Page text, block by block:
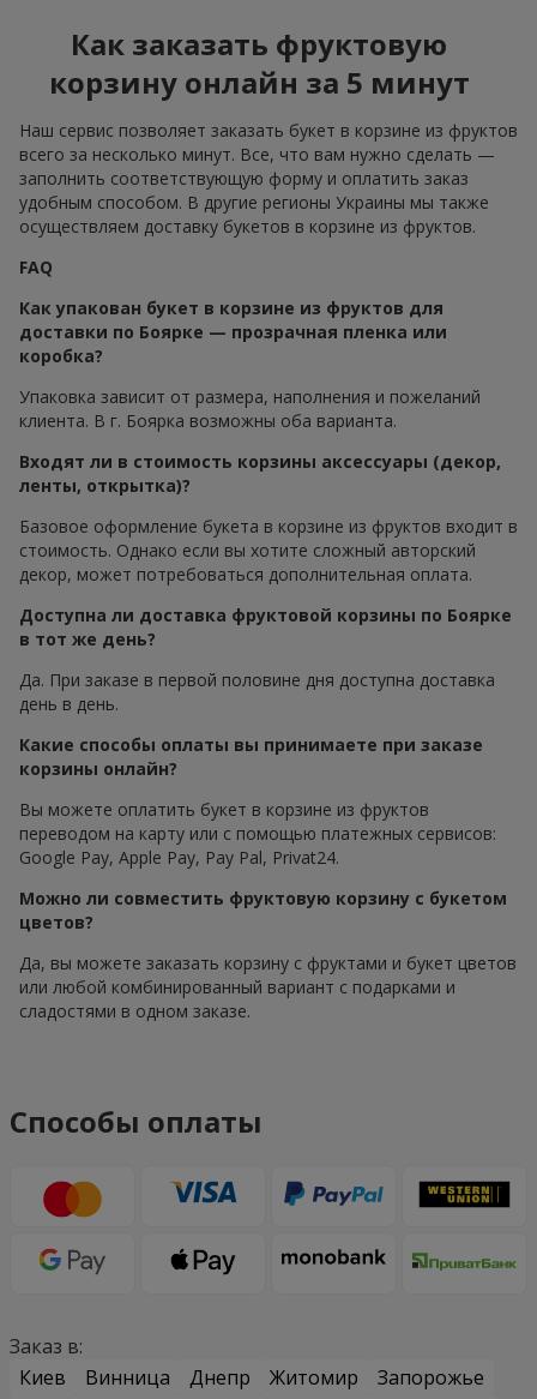
Как заказать фруктовую
корзину онлайн за 5 минут
Наш сервис позволяет заказать букет в корзине из фруктов
всего за несколько минут. Все, что вам нужно сделать —
заполнить соответствующую форму и оплатить заказ
удобным способом. В другие регионы Украины мы также
осуществляем доставку букетов в корзине из фруктов.
FAQ
Как упакован букет в корзине из фруктов для
доставки по Боярке — прозрачная пленка или
коробка?
Упаковка зависит от размера, наполнения и пожеланий
клиента. В г. Боярка возможны оба варианта.
Входят ли в стоимость корзины аксессуары (декор,
ленты, открытка)?
Базовое оформление букета в корзине из фруктов входит в
стоимость. Однако если вы хотите сложный авторский
декор, может потребоваться дополнительная оплата.
Доступна ли доставка фруктовой корзины по Боярке
в тот же день?
Да. При заказе в первой половине дня доступна доставка
день в день.
Какие способы оплаты вы принимаете при заказе
корзины онлайн?
Вы можете оплатить букет в корзине из фруктов
переводом на карту или с помощью платежных сервисов:
Google Pay, Apple Pay, Pay Pal, Privat24.
Можно ли совместить фруктовую корзину с букетом
цветов?
Да, вы можете заказать корзину с фруктами и букет цветов
или любой комбинированный вариант с подарками и
сладостями в одном заказе.
Способы оплаты
Заказ в:
Киев
Винница Днепр Житомир
Запорожье